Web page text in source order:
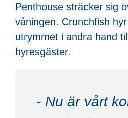
Penthouse sträcker sig
våningen. Crunchfish
utrymmet i andra hand
hyresgäster.
- Nu är vårt